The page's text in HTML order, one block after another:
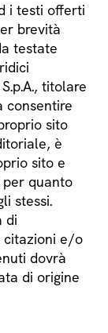
i testi offerti
brevità
testate
titolare
consentire
sito
è
sito e
per quanto
stessi.
di
e/o
dovrà
di origine